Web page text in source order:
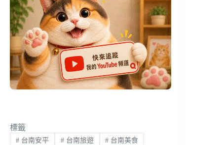
標籤
#台南安平 #台南旅遊 # 台南美食